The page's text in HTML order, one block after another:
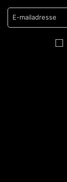
E-mailadresse